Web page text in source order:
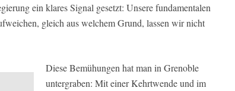
ein klares Signal gesetzt: Unsere fundamentalen
gleich aus welchem Grund, lassen wir nicht
Diese Bemühungen hat man in Grenoble
untergraben: Mit einer Kehrtwende und im